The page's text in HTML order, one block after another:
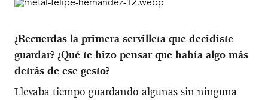
¿Recuerdas la primera servilleta que decidiste
guardar? ¿Qué te hizo pensar que había algo más
detrás de ese gesto?
Llevaba tiempo guardando algunas sin ninguna